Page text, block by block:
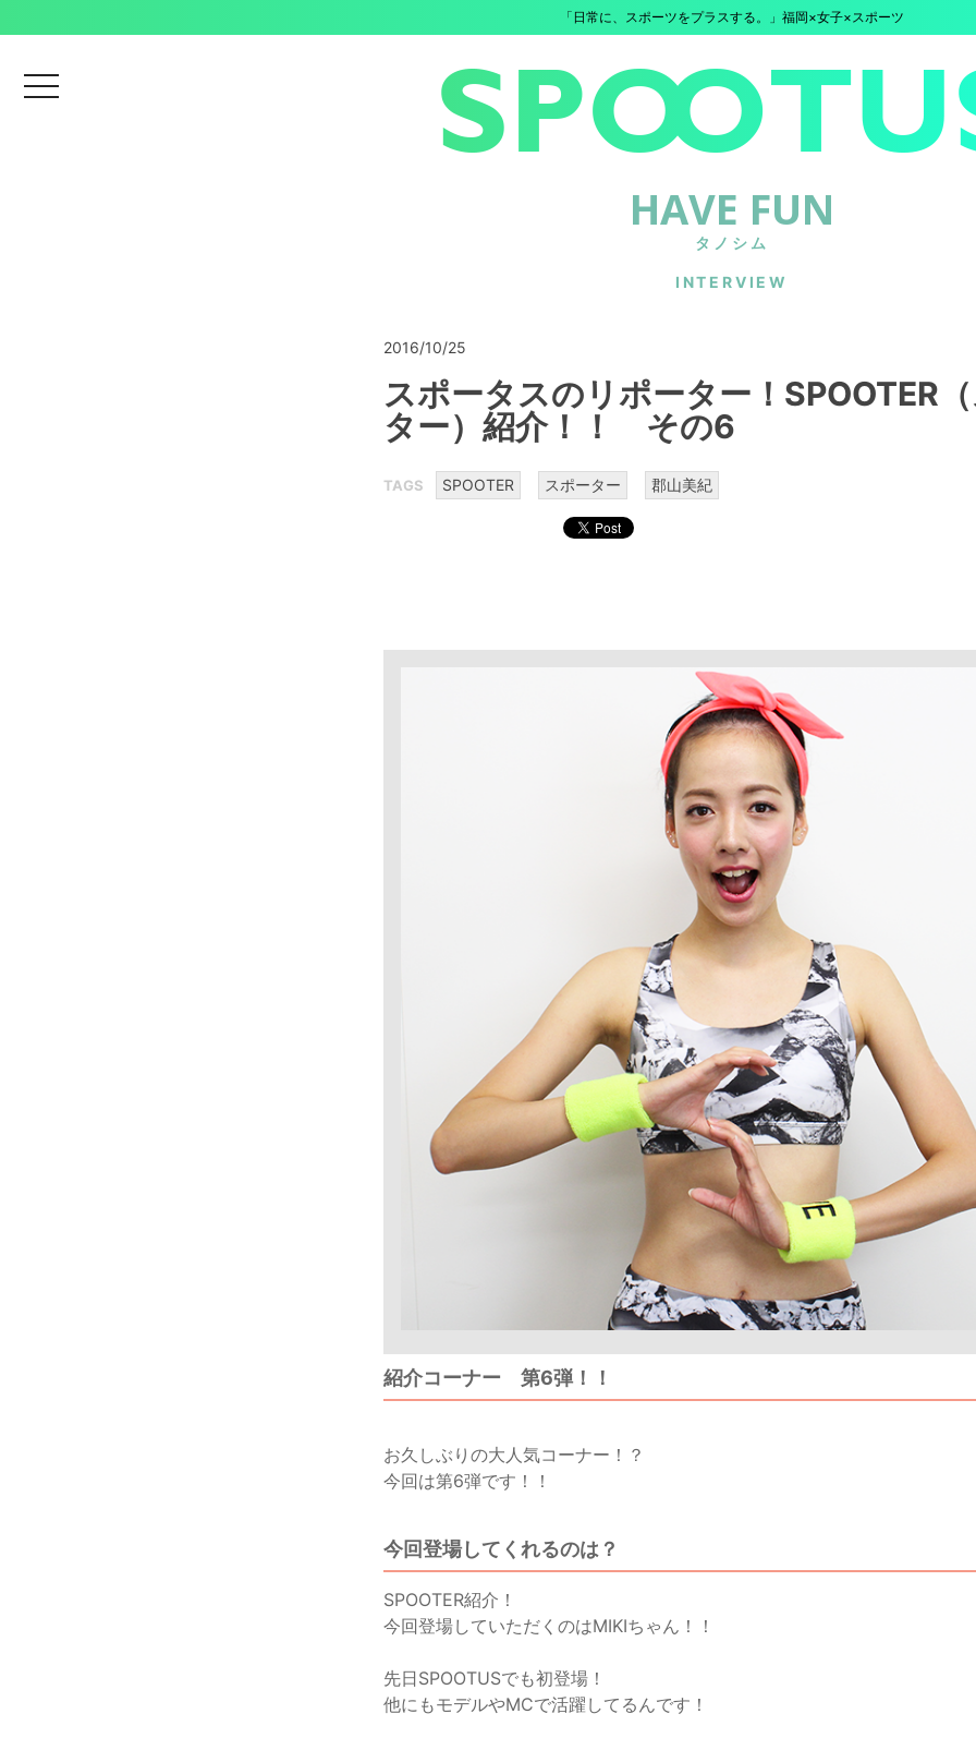
「日常に、スポーツをプラスする。」福岡×女子×スポーツ
menu
HAVE FUN
タノシム
INTERVIEW
2016/10/25
スポータスのリポーター！SPOOTER
ター）紹介！！ その6
TAGS SPOOTER スポーター 郡山美紀
紹介コーナー 第6弾！！
お久しぶりの大人気コーナー！？
今回は第6弾です！！
今回登場してくれるのは？
SPOOTER紹介！
今回登場していただくのはMIKIちゃん！！
先日SPOOTUSでも初登場！
他にもモデルやMCで活躍してるんです！